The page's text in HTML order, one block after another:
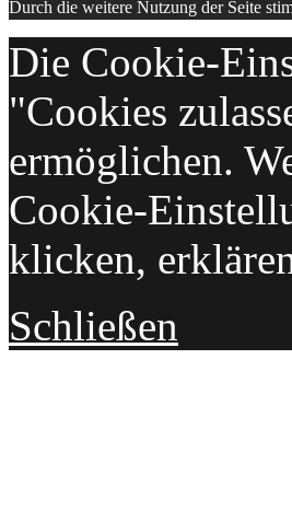
Durch die weitere Nutzung der Seite
Die Cookie-
"Cookies
ermöglichen.
Cookie-
klicken,
Schließen